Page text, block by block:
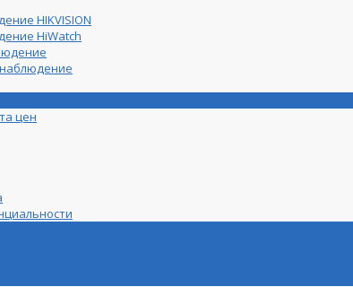
HIKVISION
HiWatch
цен